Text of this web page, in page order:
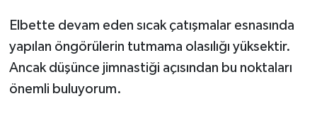
Elbette devam eden sıcak çatışmalar esnasında
yapılan öngörülerin tutmama olasılığı yüksektir.
Ancak düşünce jimnastiği açısından bu noktaları
önemli buluyorum.